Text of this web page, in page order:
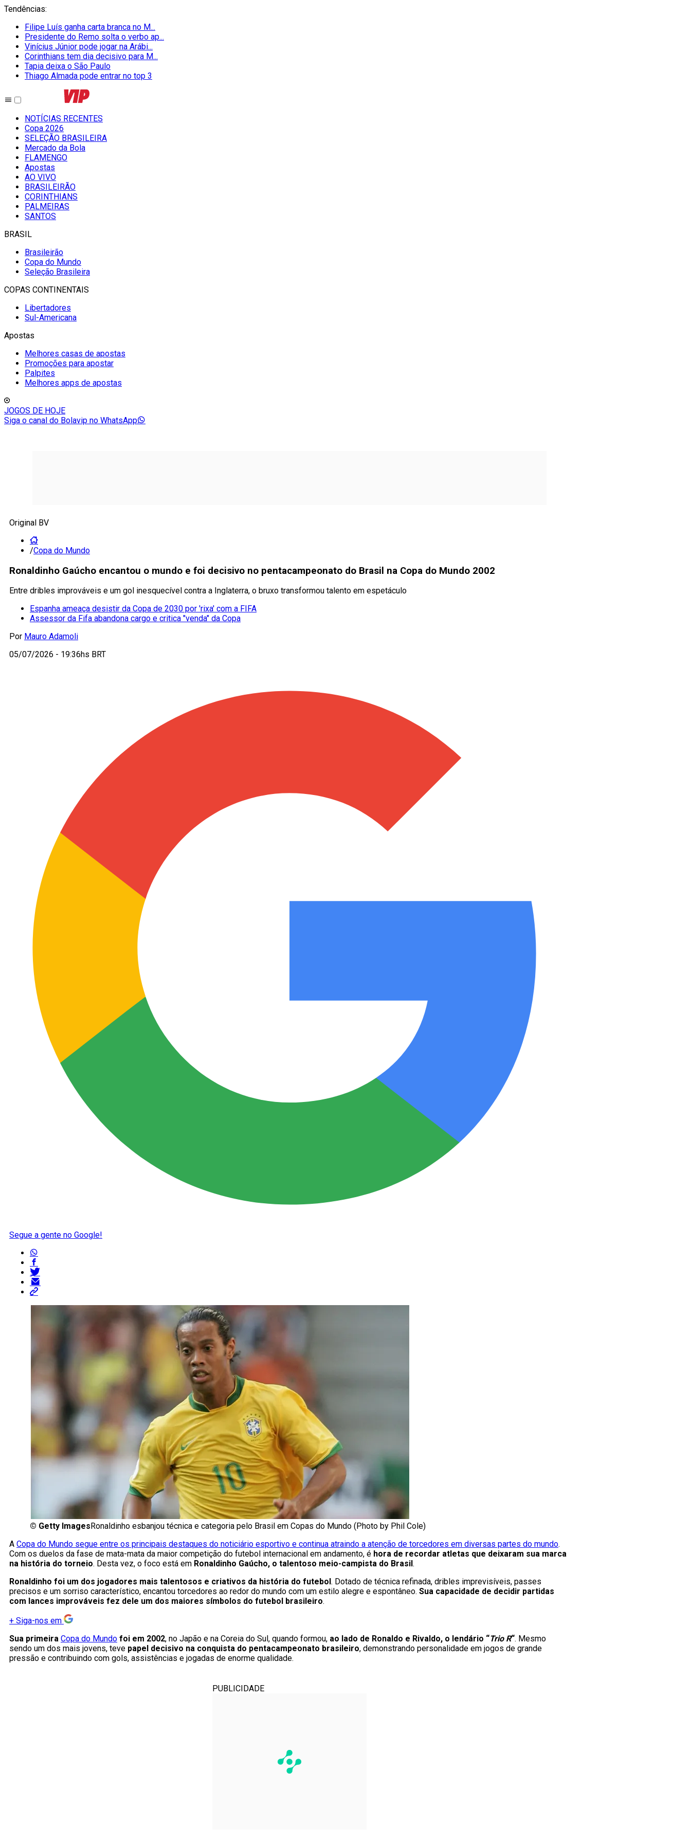
Tendências:
Filipe Luís ganha carta branca no M...
Presidente do Remo solta o verbo ap...
Vinícius Júnior pode jogar na Arábi...
Corinthians tem dia decisivo para M...
Tapia deixa o São Paulo
Thiago Almada pode entrar no top 3
NOTÍCIAS RECENTES
Copa 2026
SELEÇÃO BRASILEIRA
Mercado da Bola
FLAMENGO
Apostas
AO VIVO
BRASILEIRÃO
CORINTHIANS
PALMEIRAS
SANTOS
BRASIL
Brasileirão
Copa do Mundo
Seleção Brasileira
COPAS CONTINENTAIS
Libertadores
Sul-Americana
Apostas
Melhores casas de apostas
Promoções para apostar
Palpites
Melhores apps de apostas
JOGOS DE HOJE
Siga o canal do Bolavip no WhatsApp
Original BV
/Copa do Mundo
Ronaldinho Gaúcho encantou o mundo e foi decisivo no pentacampeonato do Brasil na Copa do Mundo 2002
Entre dribles improváveis e um gol inesquecível contra a Inglaterra, o bruxo transformou talento em espetáculo
Espanha ameaça desistir da Copa de 2030 por 'rixa' com a FIFA
Assessor da Fifa abandona cargo e critica "venda" da Copa
Por Mauro Adamoli
05/07/2026 - 19:36hs BRT
Segue a gente no Google!
© Getty Images Ronaldinho esbanjou técnica e categoria pelo Brasil em Copas do Mundo (Photo by Phil Cole)
A Copa do Mundo segue entre os principais destaques do noticiário esportivo e continua atraindo a atenção de torcedores em diversas partes do mundo.
Com os duelos da fase de mata-mata da maior competição do futebol internacional em andamento, é hora de recordar atletas que deixaram sua marca
na história do torneio. Desta vez, o foco está em Ronaldinho Gaúcho, o talentoso meio-campista do Brasil .
Ronaldinho foi um dos jogadores mais talentosos e criativos da história do futebol . Dotado de técnica refinada, dribles imprevisíveis, passes
precisos e um sorriso característico, encantou torcedores ao redor do mundo com um estilo alegre e espontâneo. Sua capacidade de decidir partidas
com lances improváveis fez dele um dos maiores símbolos do futebol brasileiro.
+ Siga-nos em
Sua primeira Copa do Mundo foi em 2002, no Japão e na Coreia do Sul, quando formou, ao lado de Ronaldo e Rivaldo, o lendário “Trio R“. Mesmo
sendo um dos mais jovens, teve papel decisivo na conquista do pentacampeonato brasileiro, demonstrando personalidade em jogos de grande
pressão e contribuindo com gols, assistências e jogadas de enorme qualidade.
PUBLICIDADE